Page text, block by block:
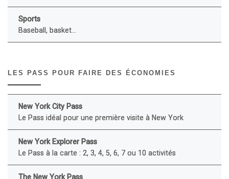
Sports
Baseball, basket...
LES PASS POUR FAIRE DES ÉCONOMIES
New York City Pass
Le Pass idéal pour une première visite à New York
New York Explorer Pass
Le Pass à la carte : 2, 3, 4, 5, 6, 7 ou 10 activités
The New York Pass